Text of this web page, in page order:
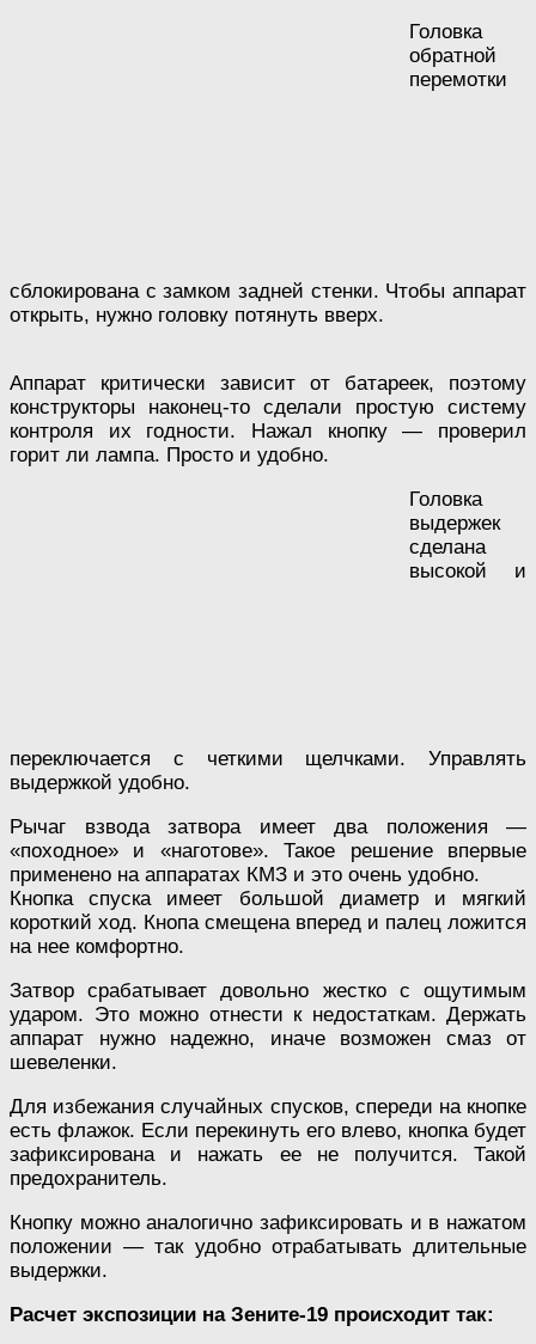
Головка
обратной
перемотки
сблокирована с замком задней стенки. Чтобы аппарат
открыть, нужно головку потянуть вверх.
Аппарат критически зависит от батареек, поэтому
конструкторы наконец-то сделали простую систему
контроля их годности. Нажал кнопку — проверил
горит ли лампа. Просто и удобно.
Головка
выдержек
сделана
высокой и
переключается с четкими щелчками. Управлять
выдержкой удобно.
Рычаг взвода затвора имеет два положения —
«походное» и «наготове». Такое решение впервые
применено на аппаратах КМЗ и это очень удобно.
Кнопка спуска имеет большой диаметр и мягкий
короткий ход. Кнопа смещена вперед и палец ложится
на нее комфортно.
Затвор срабатывает довольно жестко с ощутимым
ударом. Это можно отнести к недостаткам. Держать
аппарат нужно надежно, иначе возможен смаз от
шевеленки.
Для избежания случайных спусков, спереди на кнопке
есть флажок. Если перекинуть его влево, кнопка будет
зафиксирована и нажать ее не получится. Такой
предохранитель.
Кнопку можно аналогично зафиксировать и в нажатом
положении — так удобно отрабатывать длительные
выдержки.
Расчет экспозиции на Зените-19 происходит так: